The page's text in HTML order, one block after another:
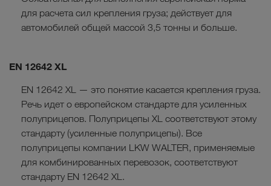
для расчета сил крепления груза; действует для
автомобилей общей массой 3,5 тонны и больше.
EN 12642 XL
EN 12642 XL — это понятие касается крепления груза.
Речь идет о европейском стандарте для усиленных
полуприцепов. Полуприцепы XL соответствуют этому
стандарту (усиленные полуприцепы). Все
полуприцепы компании LKW WALTER, применяемые
для комбинированных перевозок, соответствуют
стандарту EN 12642 XL.